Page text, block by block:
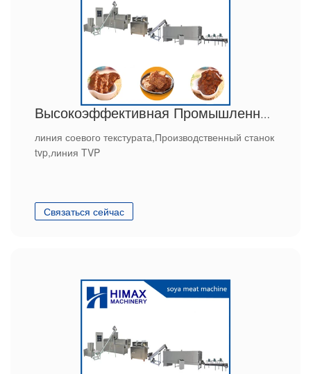
Высокоэффективная Промышленная линия соевого текстурата
линия соевого текстурата,Производственный станок
tvp,линия TVP
Связаться сейчас